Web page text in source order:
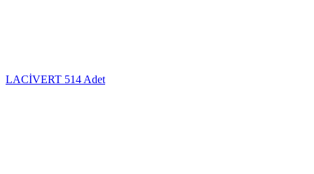
LACİVERT 514 Adet